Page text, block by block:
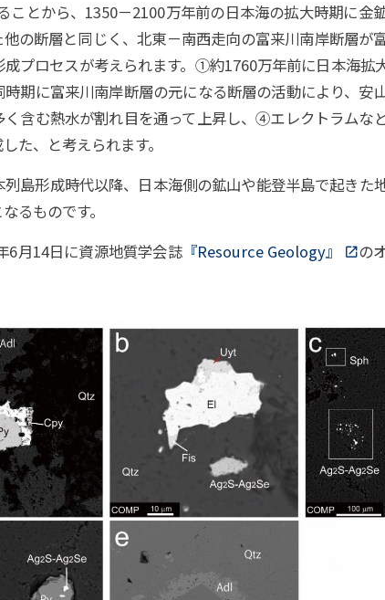
とから、1350－2100万年前の日本海の拡大時期に金
の断層と同じく、北東－南西走向の富来川南岸断層が
プロセスが考えられます。①約1760万年前に日本海拡
期に富来川南岸断層の元になる断層の活動により、
含む熱水が割れ目を通って上昇し、④エレクトラムな
た、と考えられます。
島形成時代以降、日本海側の鉱山や能登半島で起きた
るものです。
月14日に資源地質学会誌『Resource Geology』 の